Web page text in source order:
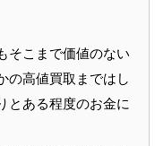
そこまで価値のない
の高値買取まではし
とある程度のお金に